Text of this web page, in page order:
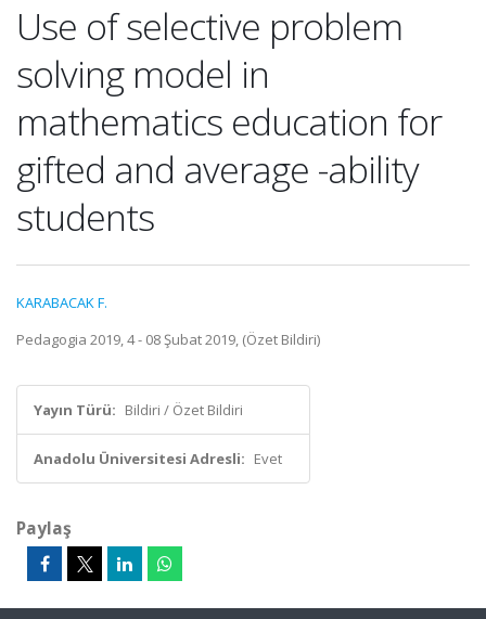
Use of selective problem
solving model in
mathematics education for
gifted and average -ability
students
KARABACAK F.
Pedagogia 2019, 4 - 08 Şubat 2019, (Özet Bildiri)
Yayın Türü: Bildiri / Özet Bildiri
Anadolu Üniversitesi Adresli: Evet
Paylaş